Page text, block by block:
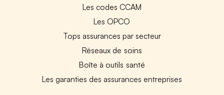
Les codes CCAM
Les OPCO
Tops assurances par secteur
Réseaux de soins
Boîte à outils santé
Les garanties des assurances entreprises